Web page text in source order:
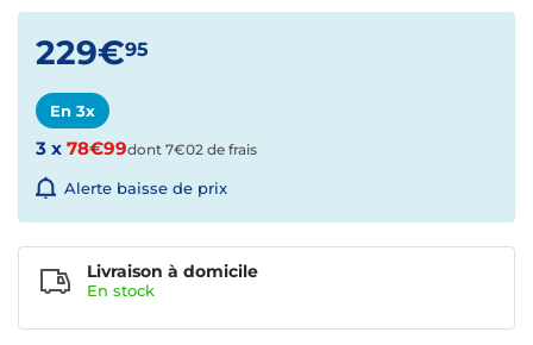
229€95
En 3x
3 x 78€99dont 7€02 de frais
Alerte baisse de prix
Livraison à domicile
En stock